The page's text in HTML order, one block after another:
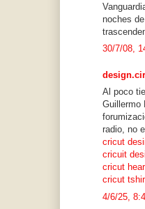
noches
30/7/08,
Al poco
Guillermo
radio, no
cricut
cricuit
cricut
cricut
4/6/25,